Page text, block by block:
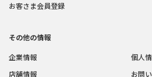
お客さま会員登録
その他の情報
企業情報
店舗情報
個人
お問